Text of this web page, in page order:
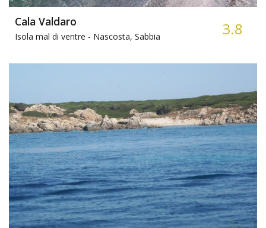
Cala Valdaro
Isola mal di ventre - Nascosta, Sabbia 3.8